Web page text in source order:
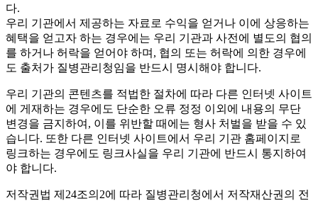
다.
우리 기관에서 제공하는 자료로 수익을 얻거나 이에 상응하는
혜택을 얻고자 하는 경우에는 우리 기관과 사전에 별도의 협의
를 하거나 허락을 얻어야 하며, 협의 또는 허락에 의한 경우에
도 출처가 질병관리청임을 반드시 명시해야 합니다.
우리 기관의 콘텐츠를 적법한 절차에 따라 다른 인터넷 사이트
에 게재하는 경우에도 단순한 오류 정정 이외에 내용의 무단
변경을 금지하여, 이를 위반할 때에는 형사 처벌을 받을 수 있
습니다. 또한 다른 인터넷 사이트에서 우리 기관 홈페이지로
링크하는 경우에도 링크사실을 우리 기관에 반드시 통지하여
야 합니다.
저작권법 제24조의2에 따라 질병관리청에서 저작재산권의 전